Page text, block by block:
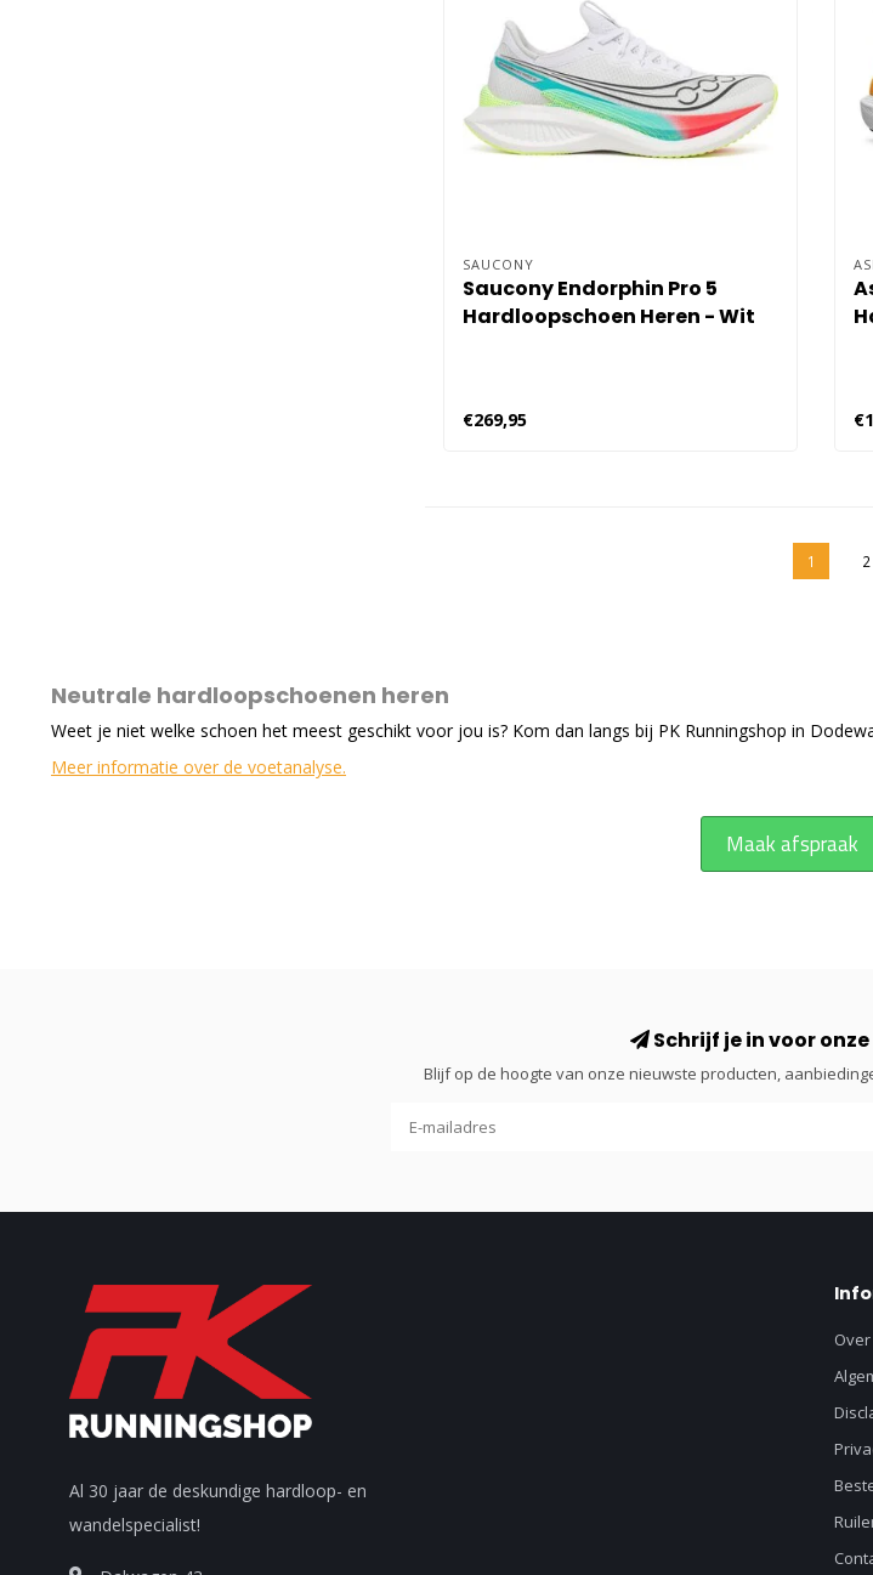
SAUCONY
Saucony Endorphin Pro 5
Hardloopschoen Heren - Wit
€269,95
1 2
Neutrale hardloopschoenen heren
Weet je niet welke schoen het meest geschikt voor jou is? Kom dan langs bij PK Runningshop in
Meer informatie over de voetanalyse.
Maak afspraak
Schrijf je in voor
Blijf op de hoogte van onze nieuwste producten,
Al 30 jaar de deskundige hardloop- en
wandelspecialist!